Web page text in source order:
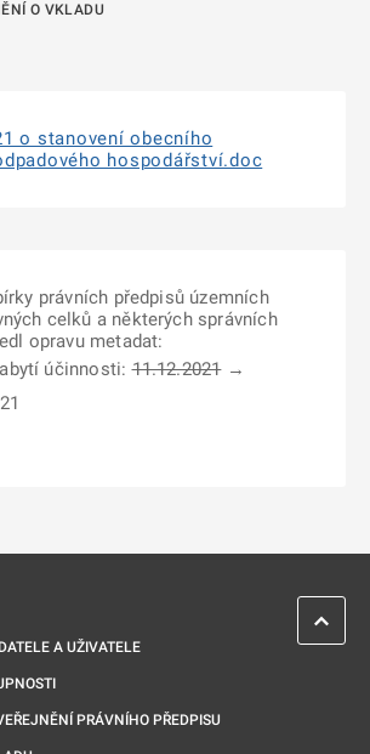
O VKLADU
o stanovení obecního
hospodářství.doc
právních předpisů územních
celků a některých správních
opravu metadat:
účinnosti:11.12.2021→
A UŽIVATELE
PRÁVNÍHO PŘEDPISU